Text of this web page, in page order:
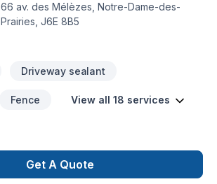
66 av. des Mélèzes, Notre-Dame-des-
Prairies, J6E 8B5
Driveway sealant
Fence View all 18 services
Get A Quote